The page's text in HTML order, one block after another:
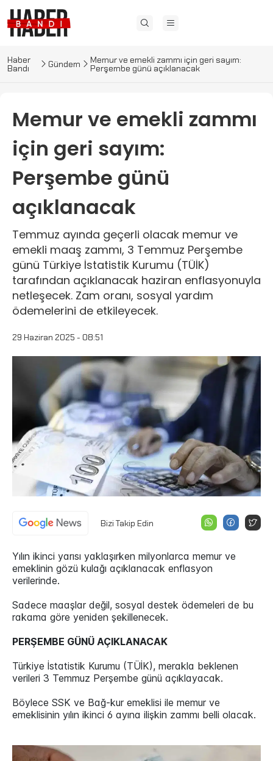
Haber
Bandı Gündem Memur ve emekli zammı için geri sayım:
Perşembe günü açıklanacak
Memur ve emekli zammı
için geri sayım:
Perşembe günü
açıklanacak
Temmuz ayında geçerli olacak memur ve
emekli maaş zammı, 3 Temmuz Perşembe
günü Türkiye İstatistik Kurumu (TÜİK)
tarafından açıklanacak haziran enflasyonuyla
netleşecek. Zam oranı, sosyal yardım
ödemelerini de etkileyecek.
29 Haziran 2025 - 08:51
Bizi Takip Edin
Yılın ikinci yarısı yaklaşırken milyonlarca memur ve
emeklinin gözü kulağı açıklanacak enflasyon
verilerinde.
Sadece maaşlar değil, sosyal destek ödemeleri de bu
rakama göre yeniden şekillenecek.
PERŞEMBE GÜNÜ AÇIKLANACAK
Türkiye İstatistik Kurumu (TÜİK), merakla beklenen
verileri 3 Temmuz Perşembe günü açıklayacak.
Böylece SSK ve Bağ-kur emeklisi ile memur ve
emeklisinin yılın ikinci 6 ayına ilişkin zammı belli olacak.